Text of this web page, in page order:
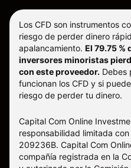
Los CFD son instrumentos
riesgo de perder dinero
apalancamiento. El 79.75 %
inversores minoristas
con este proveedor. Debes
funcionan los CFD y si
riesgo de perder tu dinero.
Capital Com Online
responsabilidad limitada
209236B. Capital Com
compañía registrada en la